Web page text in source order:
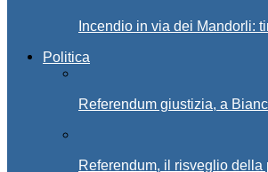
Incendio in via dei Mandorli:
Politica
Referendum giustizia, a
Referendum, il risveglio della